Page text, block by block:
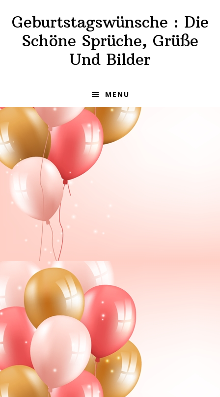
navigation
content
Geburtstagswünsche : Die
Schöne Sprüche, Grüße
Und Bilder
MENU